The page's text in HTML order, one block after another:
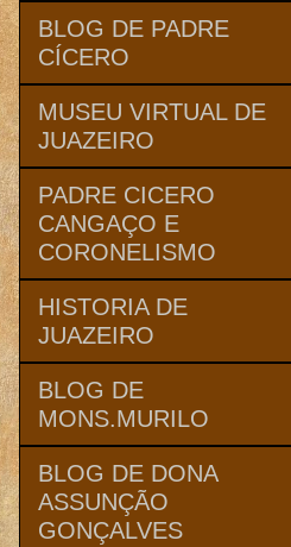
BLOG DE PADRE
CÍCERO
MUSEU VIRTUAL DE
JUAZEIRO
PADRE CICERO
CANGAÇO E
CORONELISMO
HISTORIA DE
JUAZEIRO
BLOG DE
MONS.MURILO
BLOG DE DONA
ASSUNÇÃO
GONÇALVES